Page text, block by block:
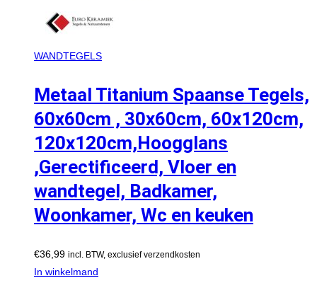
WANDTEGELS
Metaal Titanium Spaanse Tegels,
60x60cm , 30x60cm, 60x120cm,
120x120cm,Hoogglans
,Gerectificeerd, Vloer en
wandtegel, Badkamer,
Woonkamer, Wc en keuken
€36,99 incl. BTW, exclusief verzendkosten
In winkelmand